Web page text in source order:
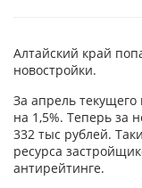
Алтайский край
новостройки.
За апрель
на 1,5%. Теперь за
332 тыс рублей.
ресурса
антирейтинге.